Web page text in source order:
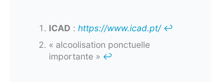
ICAD : https://www.icad.pt/ ↩︎
« alcoolisation ponctuelle
importante » ↩︎